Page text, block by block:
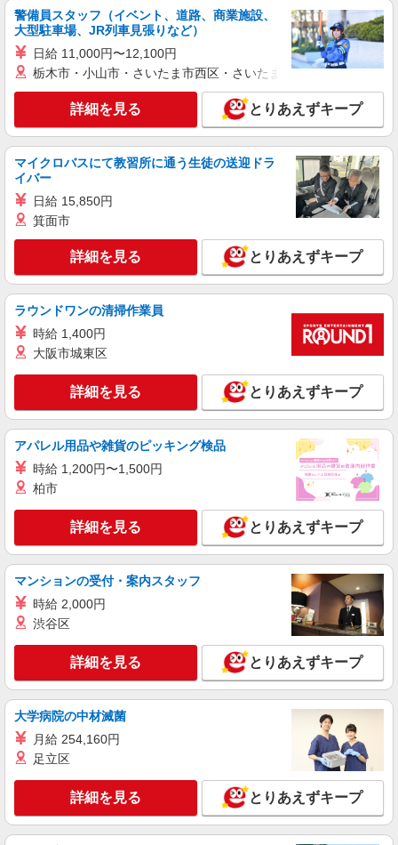
キープ 詳細を見る
アルバイト パート
アスケア訪問入浴 福島
看護師（訪問入浴）
時給1235円〜1335円 ※経験・能力による
アスケア訪問入浴 福島 福島県福島市南矢野
目字高田字5 佐藤貸事務所
詳細を見る
正社員
アスケア訪問入浴 福島
看護師（訪問入浴）
月給258,000円〜274,000円（地域による） 別
途交通費支給（30000円上限/月） 別途残業手当
（月平均残業時間20時間）残業代全額支給
アスケア訪問入浴 福島 福島県福島市南矢野
キープ 詳細を見る
SOMPOヘルスサポート株式会社 全支援対応コース
保健師・管理栄養士 特定保健指導
業所一括面談(対面) 1日：10,000円〜14,716円 ・
個別訪問(対面) 1件：4,286円〜5,239円 ・遠隔面
談 1件：1,500〜1,691円 ・電話支援 1件：
1,000円〜1,429円 ・ICTメール支援 1件：500円
※上記金額に消費税を加えた金額をお支払いいた
します ※交通費・電話代は弊社負担。その他、支
【活動エリア】福島県福島市及びその周辺
キープ 詳細を見る
警備員スタッフ（イベント、道路、商業施設、
大型駐車場、JR列車見張りなど）
日給 11,000円〜12,100円
栃木市・小山市・さいたま市西区・さいたま市岩槻区・久喜市・
詳細を見る とりあえずキープ
マイクロバスにて教習所に通う生徒の送迎ドラ
イバー
日給 15,850円
箕面市
詳細を見る とりあえずキープ
ラウンドワンの清掃作業員
時給 1,400円
大阪市城東区
詳細を見る とりあえずキープ
アパレル用品や雑貨のピッキング検品
時給 1,200円〜1,500円
柏市
詳細を見る とりあえずキープ
マンションの受付・案内スタッフ
時給 2,000円
渋谷区
詳細を見る とりあえずキープ
大学病院の中材滅菌
月給 254,160円
足立区
詳細を見る とりあえずキープ